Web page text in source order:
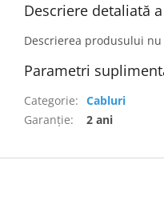
Descriere detaliată
Descrierea produsului
Parametri
Categorie: Cabluri
Garanţie: 2 ani
S